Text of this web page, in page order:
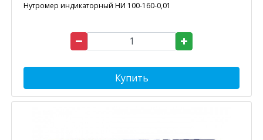
Нутромер индикаторный НИ 100-160-0,01
Купить